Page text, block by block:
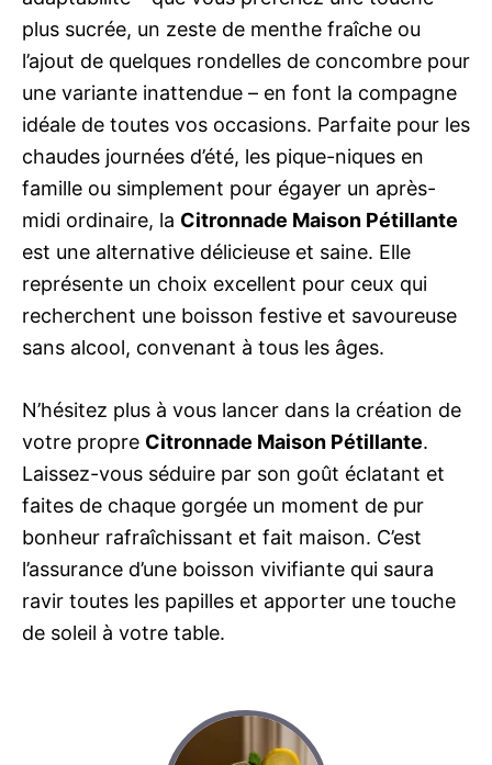
plus sucrée, un zeste de menthe fraîche ou
l’ajout de quelques rondelles de concombre pour
une variante inattendue – en font la compagne
idéale de toutes vos occasions. Parfaite pour les
chaudes journées d’été, les pique-niques en
famille ou simplement pour égayer un après-
midi ordinaire, la Citronnade Maison Pétillante
est une alternative délicieuse et saine. Elle
représente un choix excellent pour ceux qui
recherchent une boisson festive et savoureuse
sans alcool, convenant à tous les âges.
N’hésitez plus à vous lancer dans la création de
votre propre Citronnade Maison Pétillante.
Laissez-vous séduire par son goût éclatant et
faites de chaque gorgée un moment de pur
bonheur rafraîchissant et fait maison. C’est
l’assurance d’une boisson vivifiante qui saura
ravir toutes les papilles et apporter une touche
de soleil à votre table.